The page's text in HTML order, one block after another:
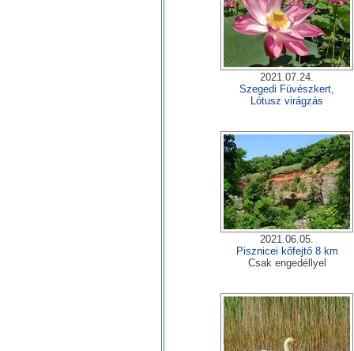
2021.07.24.
Szegedi Füvészkert,
Lótusz virágzás
2021.06.05.
Pisznicei kőfejtő 8 km
Csak engedéllyel